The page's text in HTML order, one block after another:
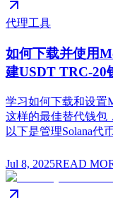
代理工具
如何下载并使用
建USDT TRC-20
学习如何下载和设置
这样的最佳替代钱包
以下是管理Solana代
Jul 8, 2025READ